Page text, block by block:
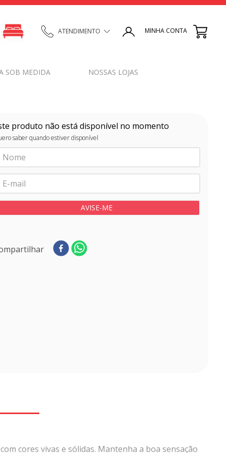
ATENDIMENTO MINHA CONTA
SOB MEDIDA NOSSAS LOJAS
produto não está disponível no momento
saber quando estiver disponível
cores vivas e sólidas. Mantenha a boa sensação